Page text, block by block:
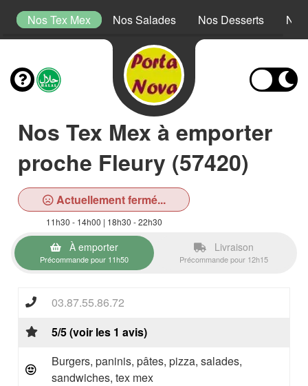
Nos Tex Mex Nos Salades Nos Desserts
Nos Tex Mex à emporter
proche Fleury (57420)
Actuellement fermé...
11h30 - 14h00 | 18h30 - 22h30
À emporter
Précommande pour 11h50
Livraison
Précommande pour 12h15
03.87.55.86.72
5/5 (voir les 1 avis)
Burgers, paninis, pâtes, pizza, salades,
sandwiches, tex mex